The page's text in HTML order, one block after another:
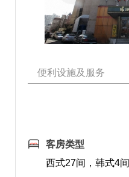
便利设施及服务
客房类型
西式27间，韩式4间